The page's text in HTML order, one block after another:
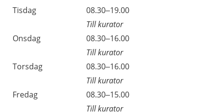
Tisdag
08.30–19.00
Till kurator
Onsdag
08.30–16.00
Till kurator
Torsdag
08.30–16.00
Till kurator
Fredag
08.30–15.00
Till kurator